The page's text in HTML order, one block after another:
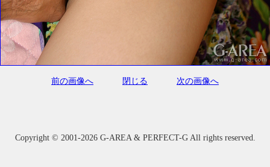
前の画像へ 閉じる 次の画像へ
Copyright © 2001-2026 G-AREA & PERFECT-G All rights reserved.